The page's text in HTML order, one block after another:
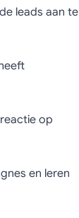
leads aan te
op
en leren